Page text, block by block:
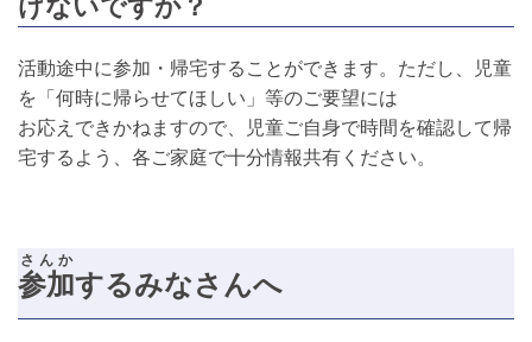
けないですか？
活動途中に参加・帰宅することができます。ただし、児童
を「何時に帰らせてほしい」等のご要望には
お応えできかねますので、児童ご自身で時間を確認して帰
宅するよう、各ご家庭で十分情報共有ください。
参加
さんか
するみなさんへ